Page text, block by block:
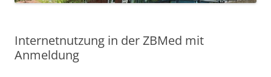
Internetnutzung in der ZBMed mit
Anmeldung